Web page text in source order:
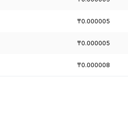
₸0.000005
₸0.000005
₸0.000008